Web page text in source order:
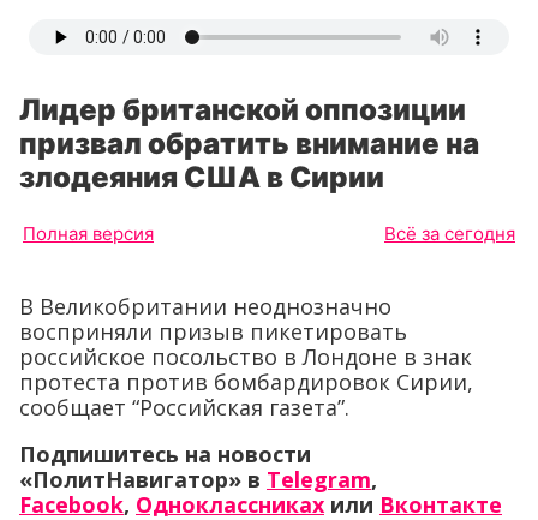
Лидер британской оппозиции
призвал обратить внимание на
злодеяния США в Сирии
Полная версия Всё за сегодня
В Великобритании неоднозначно
восприняли призыв пикетировать
российское посольство в Лондоне в знак
протеста против бомбардировок Сирии,
сообщает “Российская газета”.
Подпишитесь на новости
«ПолитНавигатор» в Telegram,
Facebook, Одноклассниках или Вконтакте